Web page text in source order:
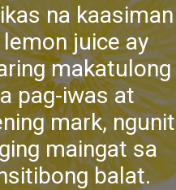
na kaasiman
juice ay
makatulong
pag-iwas at
mark, ngunit
maingat sa
balat.